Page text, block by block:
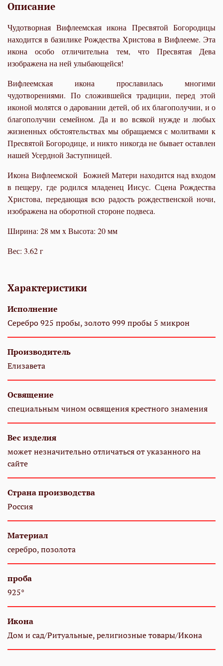
Описание
Чудотворная Вифлеемская икона Пресвятой Богородицы
находится в базилике Рождества Христова в Вифлееме. Эта
икона особо отличительна тем, что Пресвятая Дева
изображена на ней улыбающейся!
Вифлеемская икона прославилась многими
чудотворениями. По сложившейся традиции, перед этой
иконой молятся о даровании детей, об их благополучии, и о
благополучии семейном. Да и во всякой нужде и любых
жизненных обстоятельствах мы обращаемся с молитвами к
Пресвятой Богородице, и никто никогда не бывает оставлен
нашей Усердной Заступницей.
Икона Вифлеемской Божией Матери находится над входом
в пещеру, где родился младенец Иисус. Сцена Рождества
Христова, передающая всю радость рождественской ночи,
изображена на оборотной стороне подвеса.
Ширина: 28 мм x Высота: 20 мм
Вес: 3.62 г
Характеристики
Исполнение
Серебро 925 пробы, золото 999 пробы 5 микрон
Производитель
Елизавета
Освящение
специальным чином освящения крестного знамения
Вес изделия
может незначительно отличаться от указанного на
сайте
Страна производства
Россия
Материал
серебро, позолота
проба
925°
Икона
Дом и сад/Ритуальные, религиозные товары/Икона